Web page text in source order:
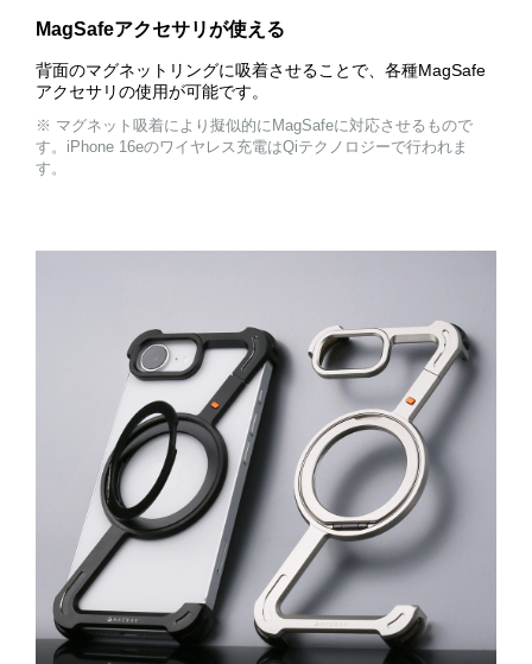
MagSafeアクセサリが使える
背面のマグネットリングに吸着させることで、各種MagSafe
アクセサリの使用が可能です。
※ マグネット吸着により擬似的にMagSafeに対応させるもので
す。iPhone 16eのワイヤレス充電はQiテクノロジーで行われま
す。